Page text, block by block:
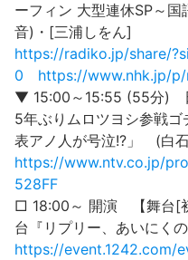
ーフィン 大型連休SP～
音)・[三浦しをん]
https://radiko.jp/share/
0
https://www.nhk.jp/
▼ 15:00～15:55 (55分)
5年ぶりムロツヨシ参戦
表アノ人が号泣!?」 (白
https://www.ntv.co.jp/
528FF
□ 18:00～ 開演 【舞台[
台『リプリー、あいにく
https://event.1242.com/